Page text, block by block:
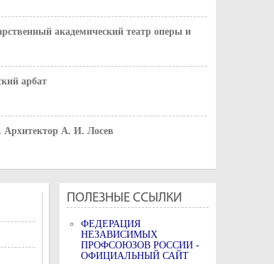
академический театр оперы и
арбат
Архитектор А. И. Лосев
ПОЛЕЗНЫЕ ССЫЛКИ
ФЕДЕРАЦИЯ
НЕЗАВИСИМЫХ
ПРОФСОЮЗОВ РОССИИ -
ОФИЦИАЛЬНЫЙ САЙТ